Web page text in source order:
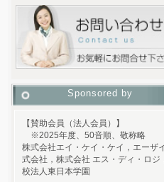
Sponsored by
【賛助会員（法人会員）】
※2025年度、50音順、敬称略
株式会社エイ・ケイ・ケイ，エーザ
式会社，株式会社 エス・ディ・ロジ
校法人東日本学園